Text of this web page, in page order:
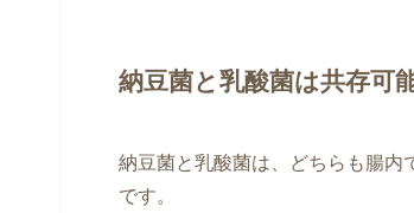
納豆菌と乳酸菌は共存可
納豆菌と乳酸菌は、どちらも腸内
です。